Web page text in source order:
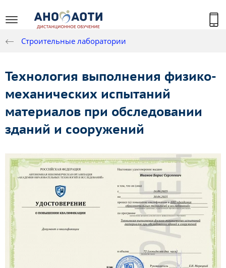
Строительные лаборатории
Технология выполнения физико-
механических испытаний
материалов при обследовании
зданий и сооружений